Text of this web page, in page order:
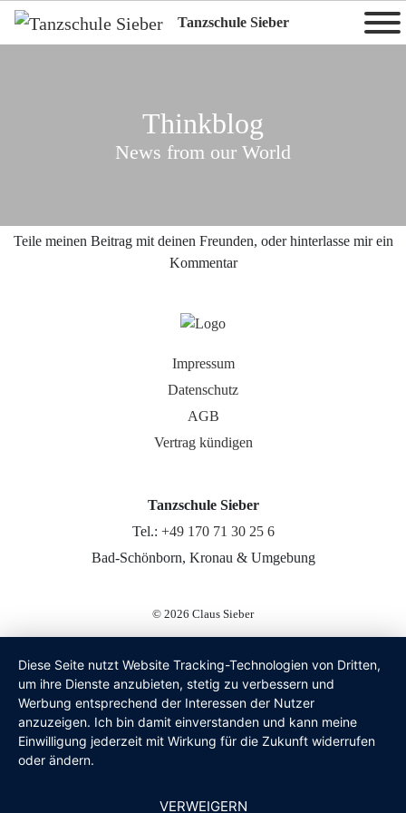
Tanzschule Sieber
Thinkblog
News from our World
Teile meinen Beitrag mit deinen Freunden, oder hinterlasse mir ein
Kommentar
Impressum
Datenschutz
AGB
Vertrag kündigen
Tanzschule Sieber
Tel.: +49 170 71 30 25 6
Bad-Schönborn, Kronau & Umgebung
© 2026 Claus Sieber
Diese Seite nutzt Website Tracking-Technologien von Dritten,
um ihre Dienste anzubieten, stetig zu verbessern und
Werbung entsprechend der Interessen der Nutzer
anzuzeigen. Ich bin damit einverstanden und kann meine
Einwilligung jederzeit mit Wirkung für die Zukunft widerrufen
oder ändern.
VERWEIGERN